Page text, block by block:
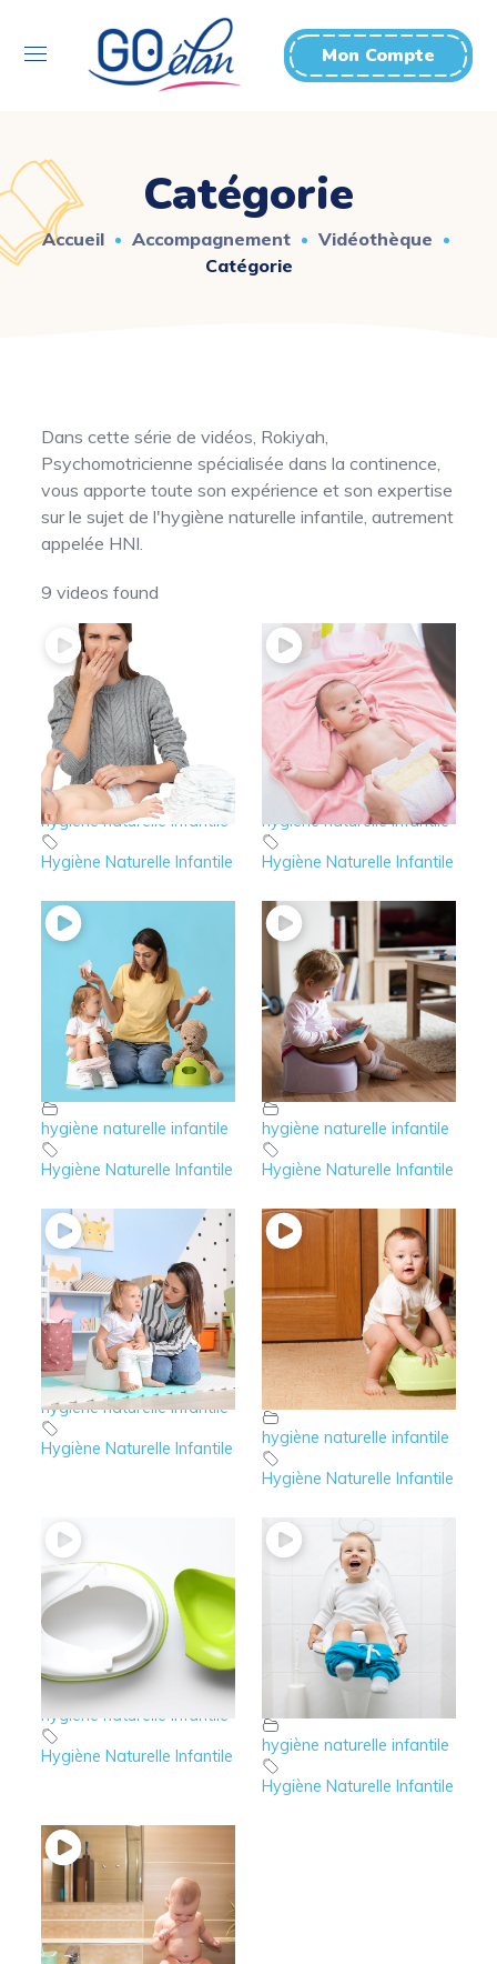
Mon Compte
Catégorie
Accueil Accompagnement
Vidéothèque
Catégorie
Dans cette série de vidéos, Rokiyah,
Psychomotricienne spécialisée dans la continence,
vous apporte toute son expérience et son expertise
sur le sujet de l'hygiène naturelle infantile, autrement
appelée HNI.
9 videos found
9 – HNI : quand faut
il consulter ?
hygiène naturelle infantile
Hygiène Naturelle Infantile
8 – HNI : Les outils
pratiques
hygiène naturelle infantile
Hygiène Naturelle Infantile
7 – HNI : quelques
précisions sur le
sujet
hygiène naturelle infantile
Hygiène Naturelle Infantile
6 – HNI :
L’élimination des
selles
hygiène naturelle infantile
Hygiène Naturelle Infantile
5 – HNI : Le refus de
faire pipi
hygiène naturelle infantile
Hygiène Naturelle Infantile
4 – HNI :
L’élimination des
urines
hygiène naturelle infantile
Hygiène Naturelle Infantile
3 – HNI : Les 4
étapes à suivre
hygiène naturelle infantile
Hygiène Naturelle Infantile
2 – HNI : le besoin
d’élimination et la
continence
hygiène naturelle infantile
Hygiène Naturelle Infantile
1 – HNI :